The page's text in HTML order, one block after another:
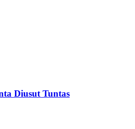
Diusut Tuntas